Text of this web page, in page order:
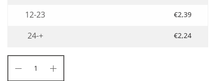
12-23 €2,39
24-+ €2,24